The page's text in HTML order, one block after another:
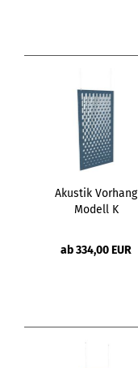
Akustik Vorhang
Modell K
ab 334,00 EUR